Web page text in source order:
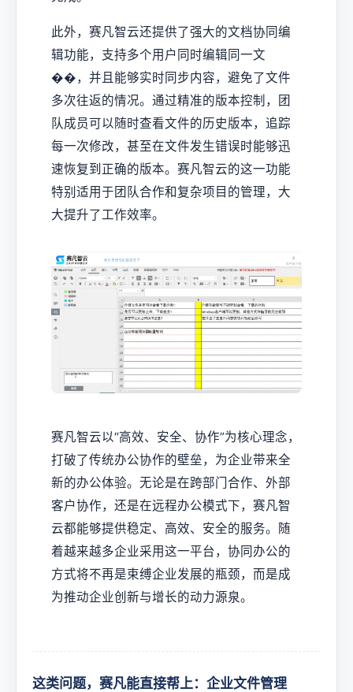
此外，赛凡智云还提供了强大的文档协同编
辑功能，支持多个用户同时编辑同一文
��，并且能够实时同步内容，避免了文件
多次往返的情况。通过精准的版本控制，团
队成员可以随时查看文件的历史版本，追踪
每一次修改，甚至在文件发生错误时能够迅
速恢复到正确的版本。赛凡智云的这一功能
特别适用于团队合作和复杂项目的管理，大
大提升了工作效率。
赛凡智云以“高效、安全、协作”为核心理念，
打破了传统办公协作的壁垒，为企业带来全
新的办公体验。无论是在跨部门合作、外部
客户协作，还是在远程办公模式下，赛凡智
云都能够提供稳定、高效、安全的服务。随
着越来越多企业采用这一平台，协同办公的
方式将不再是束缚企业发展的瓶颈，而是成
为推动企业创新与增长的动力源泉。
这类问题，赛凡能直接帮上：企业文件管理